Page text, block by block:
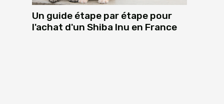
Un guide étape par étape pour
l'achat d'un Shiba Inu en France